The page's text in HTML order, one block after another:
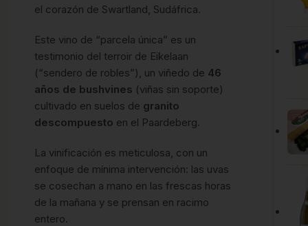
el corazón de Swartland, Sudáfrica.
Este vino de “parcela única” es un
testimonio del terroir de Eikelaan
(“sendero de robles”), un viñedo de 46
años de bushvines (viñas sin soporte)
cultivado en suelos de granito
descompuesto en el Paardeberg.
La vinificación es meticulosa, con un
enfoque de mínima intervención: las uvas
se cosechan a mano en las frescas horas
de la mañana y se prensan en racimo
entero.